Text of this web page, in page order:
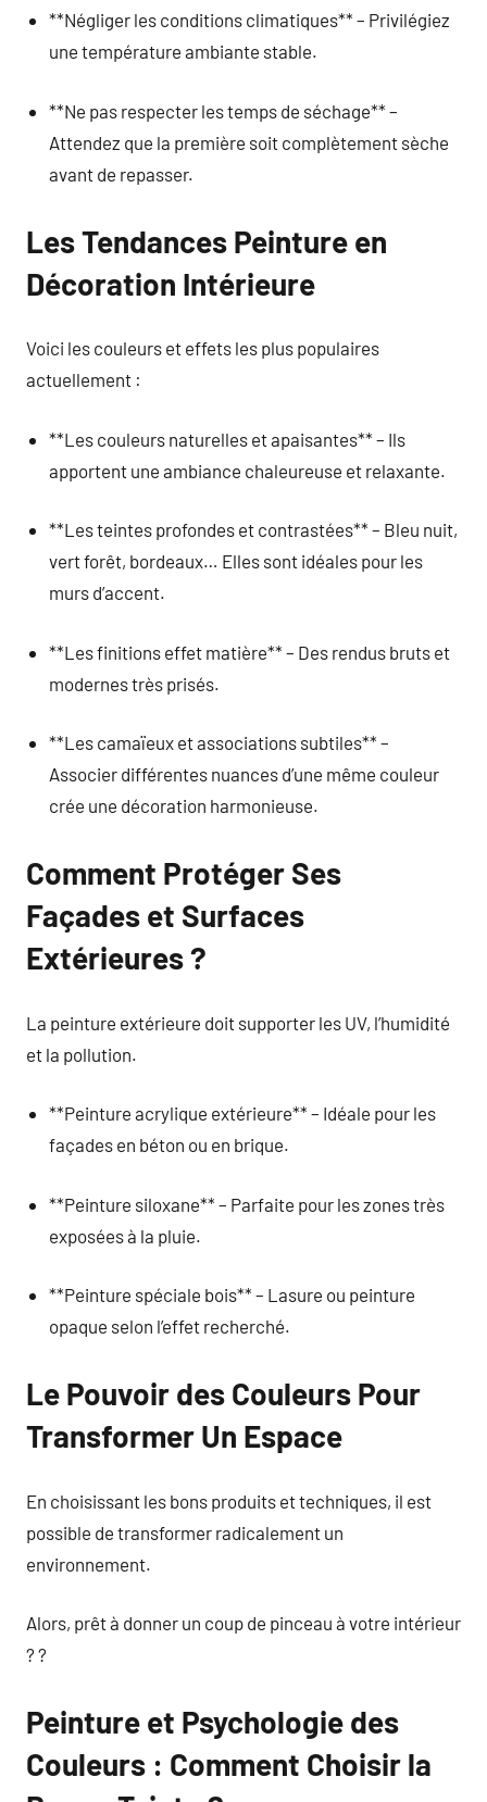
**Négliger les conditions climatiques** – Privilégiez
une température ambiante stable.
**Ne pas respecter les temps de séchage** –
Attendez que la première soit complètement sèche
avant de repasser.
Les Tendances Peinture en
Décoration Intérieure
Voici les couleurs et effets les plus populaires
actuellement :
**Les couleurs naturelles et apaisantes** – Ils
apportent une ambiance chaleureuse et relaxante.
**Les teintes profondes et contrastées** – Bleu nuit,
vert forêt, bordeaux… Elles sont idéales pour les
murs d’accent.
**Les finitions effet matière** – Des rendus bruts et
modernes très prisés.
**Les camaïeux et associations subtiles** –
Associer différentes nuances d’une même couleur
crée une décoration harmonieuse.
Comment Protéger Ses
Façades et Surfaces
Extérieures ?
La peinture extérieure doit supporter les UV, l’humidité
et la pollution.
**Peinture acrylique extérieure** – Idéale pour les
façades en béton ou en brique.
**Peinture siloxane** – Parfaite pour les zones très
exposées à la pluie.
**Peinture spéciale bois** – Lasure ou peinture
opaque selon l’effet recherché.
Le Pouvoir des Couleurs Pour
Transformer Un Espace
En choisissant les bons produits et techniques, il est
possible de transformer radicalement un
environnement.
Alors, prêt à donner un coup de pinceau à votre intérieur
? ?
Peinture et Psychologie des
Couleurs : Comment Choisir la